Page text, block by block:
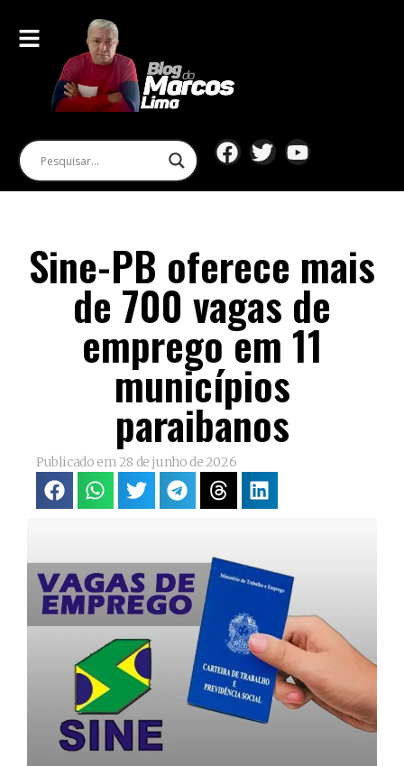
Sine-PB oferece mais
de 700 vagas de
emprego em 11
municípios
paraibanos
Publicado em28 de junho de 2026